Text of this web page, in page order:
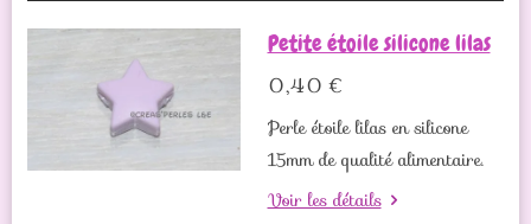
Petite étoile silicone lilas
0,40 €
Perle étoile lilas en silicone
15mm de qualité alimentaire.
Voir les détails